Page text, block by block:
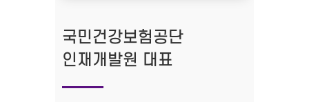
국민건강보험공단
인재개발원 대표